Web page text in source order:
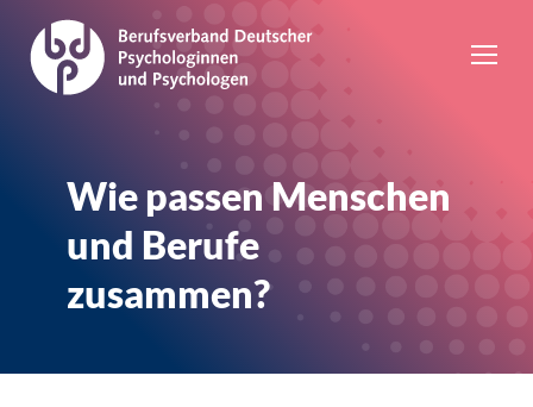
Wie passen Menschen
und Berufe
zusammen?